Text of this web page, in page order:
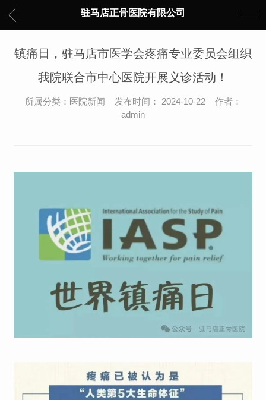
驻马店正骨医院有限公司
镇痛日，驻马店市医学会疼痛专业委员会组织
我院联合市中心医院开展义诊活动！
所属分类：医院新闻 发布时间： 2024-10-22 作者：
admin